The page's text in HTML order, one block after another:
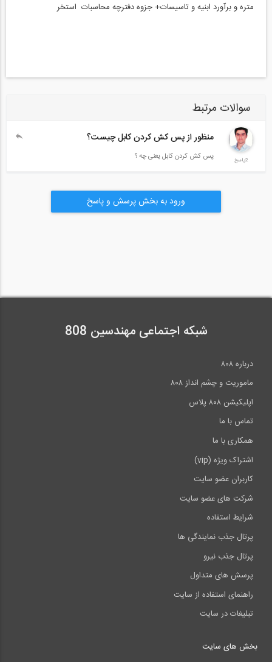
متره و برآورد ابنیه و تاسیسات+ جزوه دفترچه محاسبات استخر
سوالات مرتبط
2پاسخ
منظور از پس کش کردن کابل چیست؟
پس کش کردن کابل یعنی چه ؟
ورود به بخش پرسش و پاسخ
شبکه اجتماعی مهندسین 808
درباره ۸۰۸
ماموریت و چشم انداز ۸۰۸
اپلیکیشن ۸۰۸ پلاس
تماس با ما
همکاری با ما
اشتراک ویژه (vip)
کاربران عضو سایت
شرکت های عضو سایت
شرایط استفاده
پرتال جذب نمایندگی ها
پرتال جذب نیرو
پرسش های متداول
راهنمای استفاده از سایت
تبلیغات در سایت
بخش های سایت